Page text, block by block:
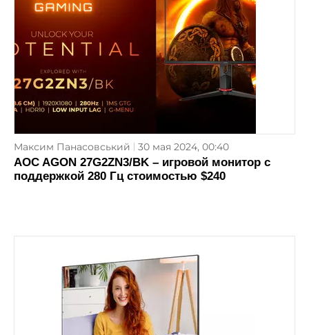
Максим Панасовський 30 мая 2024, 00:40
AOC AGON 27G2ZN3/BK – игровой монитор с
поддержкой 280 Гц стоимостью $240